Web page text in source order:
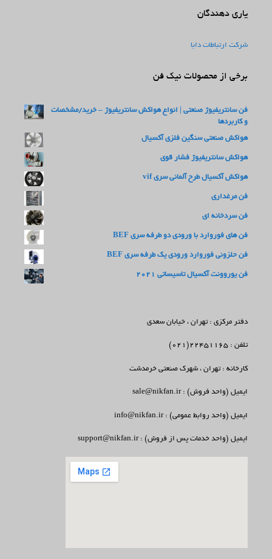
یاری دهندگان
شرکت ارتباطات دابا
برخی از محصولات نیک فن
فن سانتریفیوژ صنعتی | انواع هواکش سانتریفیوژ – خرید/مشخصات
و کاربردها
هواکش صنعتی سنگین فلزی آکسیال
هواکش سانتریفیوژ فشار قوی
هواکش آکسیال طرح آلمانی سری vif
فن مرغداری
فن سردخانه ای
فن های فوروارد با ورودی دو طرفه سری BEF
فن حلزونی فوروارد ورودی یک طرفه سری BEF
فن یوروونت آکسیال تاسیساتی 2021
دفتر مرکزی : تهران ، خیابان سعدی
تلفن : 22451165(021)
کارخانه : تهران ، شهرک صنعتی خرمدشت
ایمیل (واحد فروش) : sale@nikfan.ir
ایمیل (واحد روابط عمومی) : info@nikfan.ir
ایمیل (واحد خدمات پس از فروش) : support@nikfan.ir